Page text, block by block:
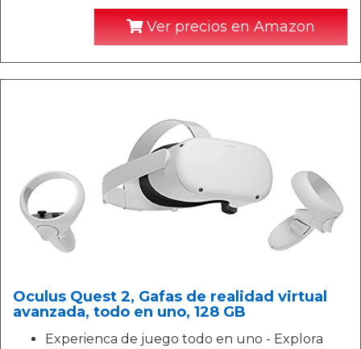
Ver precios en Amazon
Oculus Quest 2, Gafas de realidad virtual
avanzada, todo en uno, 128 GB
Experienca de juego todo en uno - Explora